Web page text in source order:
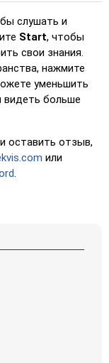
слушать и
Start, чтобы
свои знания.
нажмите
уменьшить
видеть больше
оставить отзыв,
или
.